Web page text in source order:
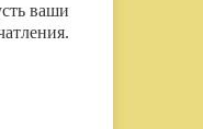
ваши